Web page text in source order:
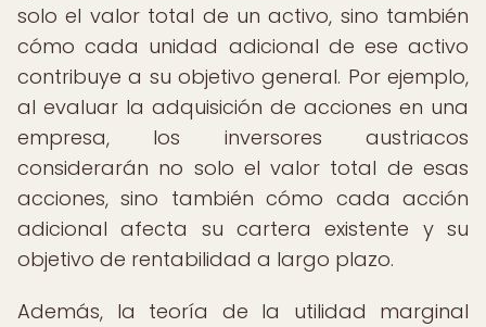
solo el valor total de un activo, sino también
cómo cada unidad adicional de ese activo
contribuye a su objetivo general. Por ejemplo,
al evaluar la adquisición de acciones en una
empresa, los inversores austriacos
considerarán no solo el valor total de esas
acciones, sino también cómo cada acción
adicional afecta su cartera existente y su
objetivo de rentabilidad a largo plazo.
Además, la teoría de la utilidad marginal